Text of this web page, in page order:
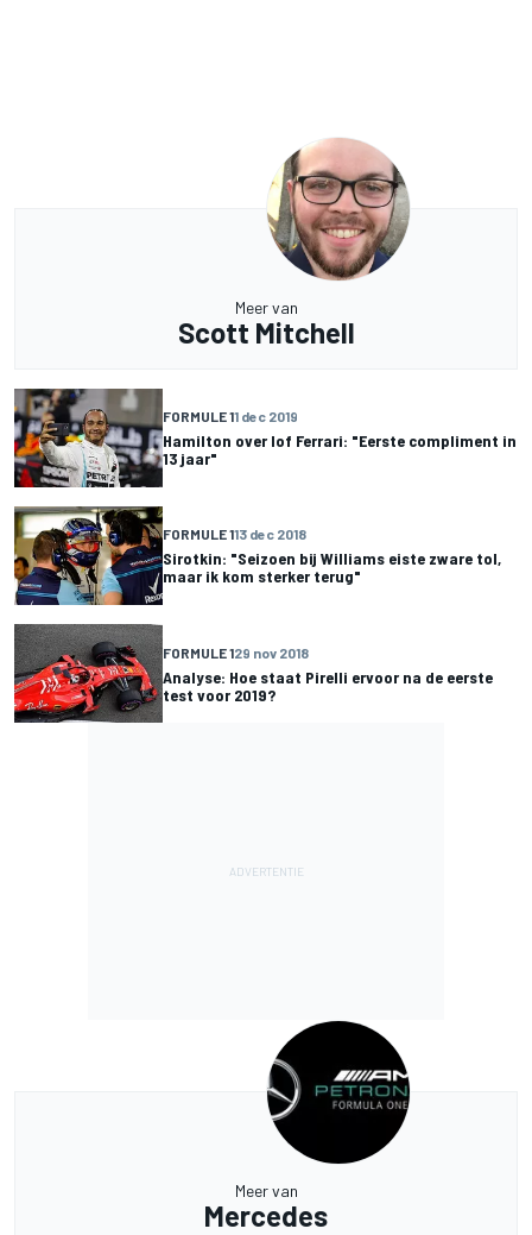
Meer van
Scott Mitchell
FORMULE 11 dec 2019
Hamilton over lof Ferrari: "Eerste compliment in
13 jaar"
FORMULE 113 dec 2018
Sirotkin: "Seizoen bij Williams eiste zware tol,
maar ik kom sterker terug"
FORMULE 129 nov 2018
Analyse: Hoe staat Pirelli ervoor na de eerste
test voor 2019?
Meer van
Mercedes